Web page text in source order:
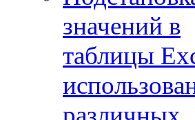
значений в
таблицы